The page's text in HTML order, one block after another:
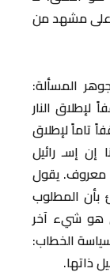
على مشهد من
المسألة:
لإطلاق النار
تاماً لإطلاق
إن إسـ رائيل
معروف. يقول
بأن المطلوب
هو شيء آخر
الخطاب:
ذاتها.